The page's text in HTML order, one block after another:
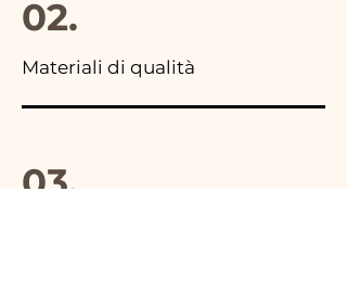
02.
Materiali di qualità
03.